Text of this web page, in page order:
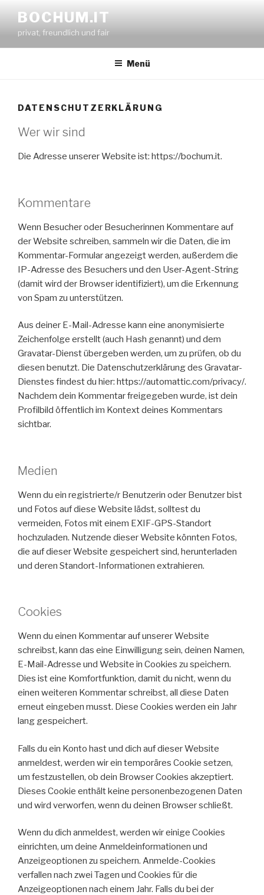
Inhalt
springen
BOCHUM.IT
privat, freundlich und fair
Menü
DATENSCHUTZERKLÄRUNG
Wer wir sind
Die Adresse unserer Website ist: https://bochum.it.
Kommentare
Wenn Besucher oder Besucherinnen Kommentare auf
der Website schreiben, sammeln wir die Daten, die im
Kommentar-Formular angezeigt werden, außerdem die
IP-Adresse des Besuchers und den User-Agent-String
(damit wird der Browser identifiziert), um die Erkennung
von Spam zu unterstützen.
Aus deiner E-Mail-Adresse kann eine anonymisierte
Zeichenfolge erstellt (auch Hash genannt) und dem
Gravatar-Dienst übergeben werden, um zu prüfen, ob du
diesen benutzt. Die Datenschutzerklärung des Gravatar-
Dienstes findest du hier: https://automattic.com/privacy/.
Nachdem dein Kommentar freigegeben wurde, ist dein
Profilbild öffentlich im Kontext deines Kommentars
sichtbar.
Medien
Wenn du ein registrierte/r Benutzerin oder Benutzer bist
und Fotos auf diese Website lädst, solltest du
vermeiden, Fotos mit einem EXIF-GPS-Standort
hochzuladen. Nutzende dieser Website könnten Fotos,
die auf dieser Website gespeichert sind, herunterladen
und deren Standort-Informationen extrahieren.
Cookies
Wenn du einen Kommentar auf unserer Website
schreibst, kann das eine Einwilligung sein, deinen Namen,
E-Mail-Adresse und Website in Cookies zu speichern.
Dies ist eine Komfortfunktion, damit du nicht, wenn du
einen weiteren Kommentar schreibst, all diese Daten
erneut eingeben musst. Diese Cookies werden ein Jahr
lang gespeichert.
Falls du ein Konto hast und dich auf dieser Website
anmeldest, werden wir ein temporäres Cookie setzen,
um festzustellen, ob dein Browser Cookies akzeptiert.
Dieses Cookie enthält keine personenbezogenen Daten
und wird verworfen, wenn du deinen Browser schließt.
Wenn du dich anmeldest, werden wir einige Cookies
einrichten, um deine Anmeldeinformationen und
Anzeigeoptionen zu speichern. Anmelde-Cookies
verfallen nach zwei Tagen und Cookies für die
Anzeigeoptionen nach einem Jahr. Falls du bei der